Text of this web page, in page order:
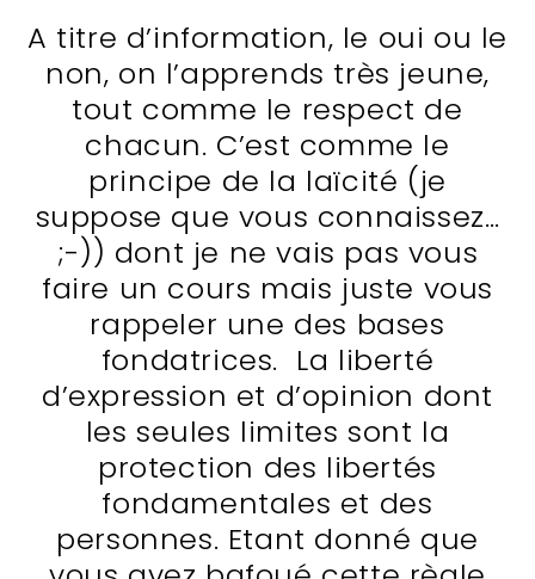
A titre d’information, le oui ou le
non, on l’apprends très jeune,
tout comme le respect de
chacun. C’est comme le
principe de la laïcité (je
suppose que vous connaissez…
;-)) dont je ne vais pas vous
faire un cours mais juste vous
rappeler une des bases
fondatrices. La liberté
d’expression et d’opinion dont
les seules limites sont la
protection des libertés
fondamentales et des
personnes. Etant donné que